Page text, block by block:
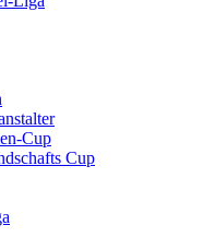
Cup
Cup